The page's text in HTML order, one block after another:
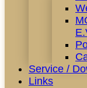
Service /
Links